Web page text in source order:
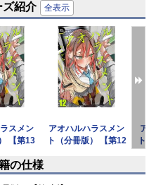
ごせる場所を求めて辿り着
クラスで孤立している瀬理
ラついた拍子に彼女に気づ
ズ紹介 全表示
スメン
【第13
アオハルハラスメン
ト（分冊版） 【第12
ア
ト
next
の仕様